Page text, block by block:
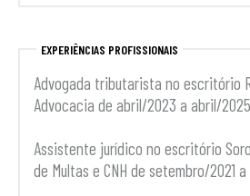
EXPERIÊNCIAS PROFISSIONAIS
Advogada tributarista no escritório
Advocacia de abril/2023 a abril/
Assistente jurídico no escritório
de Multas e CNH de setembro/2021